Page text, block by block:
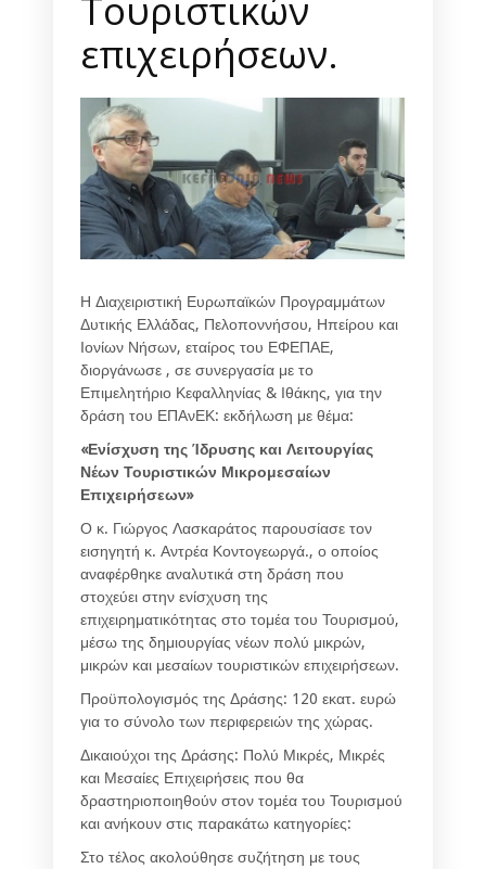
επιχειρήσεων.
Η Διαχειριστική Ευρωπαϊκών Προγραμμάτων
Δυτικής Ελλάδας, Πελοποννήσου, Ηπείρου και
Ιονίων Νήσων, εταίρος του ΕΦΕΠΑΕ,
διοργάνωσε , σε συνεργασία με το
Επιμελητήριο Κεφαλληνίας & Ιθάκης, για την
δράση του ΕΠΑνΕΚ: εκδήλωση με θέμα:
«Ενίσχυση της Ίδρυσης και Λειτουργίας
Νέων Τουριστικών Μικρομεσαίων
Επιχειρήσεων»
Ο κ. Γιώργος Λασκαράτος παρουσίασε τον
εισηγητή κ. Αντρέα Κοντογεωργά., ο οποίος
αναφέρθηκε αναλυτικά στη δράση που
στοχεύει στην ενίσχυση της
επιχειρηματικότητας στο τομέα του Τουρισμού,
μέσω της δημιουργίας νέων πολύ μικρών,
μικρών και μεσαίων τουριστικών επιχειρήσεων.
Προϋπολογισμός της Δράσης: 120 εκατ. ευρώ
για το σύνολο των περιφερειών της χώρας.
Δικαιούχοι της Δράσης: Πολύ Μικρές, Μικρές
και Μεσαίες Επιχειρήσεις που θα
δραστηριοποιηθούν στον τομέα του Τουρισμού
και ανήκουν στις παρακάτω κατηγορίες:
Στο τέλος ακολούθησε συζήτηση με τους